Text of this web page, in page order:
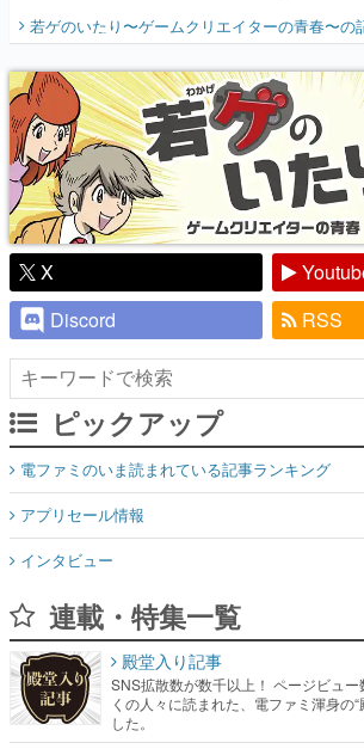
開く。業界の快男児
『少年ジャンプ』色
り】
若ゲのいたり〜ゲームクリエイターの青春〜の
X
Discord
RSS
ピックアップ
電ファミのいま読まれている記事ランキング
アプリセール情報
インタビュー
連載・特集一覧
殿堂入り記事
SNS拡散数が数千以上！ ページビュ
くの人々に読まれた、電ファミ渾身の
した。